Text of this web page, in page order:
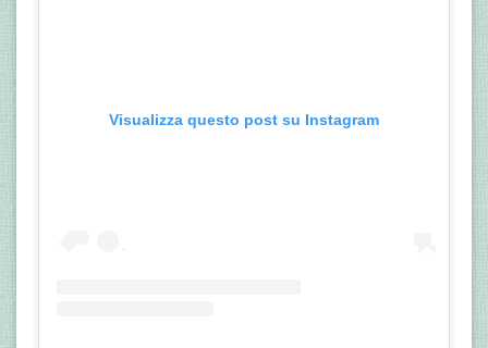
Visualizza questo post su Instagram